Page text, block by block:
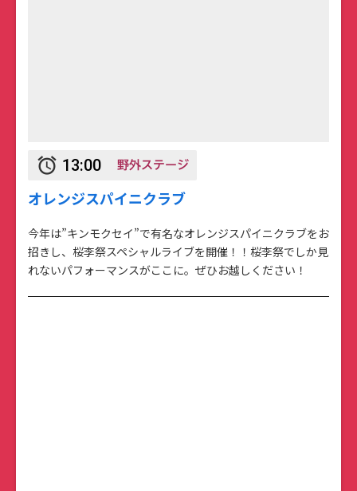
alarm 13:00 野外ステージ
オレンジスパイニクラブ
今年は”キンモクセイ”で有名なオレンジスパイニクラブをお
招きし、桜李祭スペシャルライブを開催！！桜李祭でしか見
れないパフォーマンスがここに。ぜひお越しください！